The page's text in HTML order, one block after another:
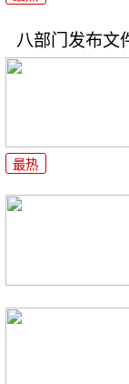
八部门发布文
最热